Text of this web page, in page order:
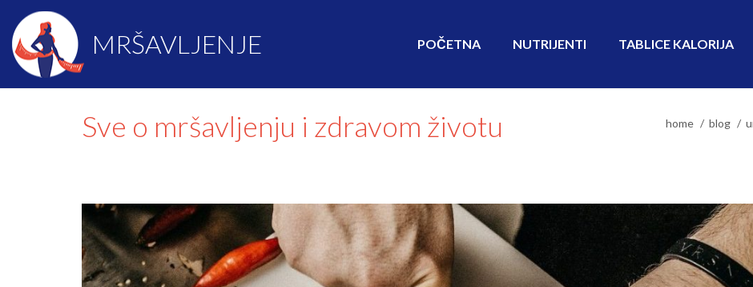
MRŠAVLJENJE POČETNA NUTRIJENTI TABLICE KALORIJA
Sve o mršavljenju i zdravom životu home blog